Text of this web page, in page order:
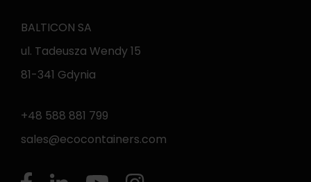
BALTICON SA
ul. Tadeusza Wendy 15
81-341 Gdynia
+48 588 881 799
sales@ecocontainers.com